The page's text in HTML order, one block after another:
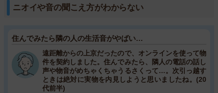
ニオイや音の聞こえ方がわからない
住んでみたら隣の人の生活音がやばい…
遠距離からの上京だったので、オンラインを使って物
件を契約しました。住んでみたら、隣人の電話の話し
声や物音がめちゃくちゃうるさくって…。次引っ越す
ときは絶対に実物を内見しようと思いましたね。(20
代前半)